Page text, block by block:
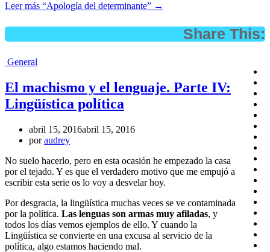
Leer más “Apología del determinante” →
Share This:
General
El machismo y el lenguaje. Parte IV:
Lingüística política
abril 15, 2016abril 15, 2016
poraudrey
No suelo hacerlo, pero en esta ocasión he empezado la casa
por el tejado. Y es que el verdadero motivo que me empujó a
escribir esta serie os lo voy a desvelar hoy.
Por desgracia, la lingüística muchas veces se ve contaminada
por la política. Las lenguas son armas muy afiladas, y
todos los días vemos ejemplos de ello. Y cuando la
Lingüística se convierte en una excusa al servicio de la
política, algo estamos haciendo mal.